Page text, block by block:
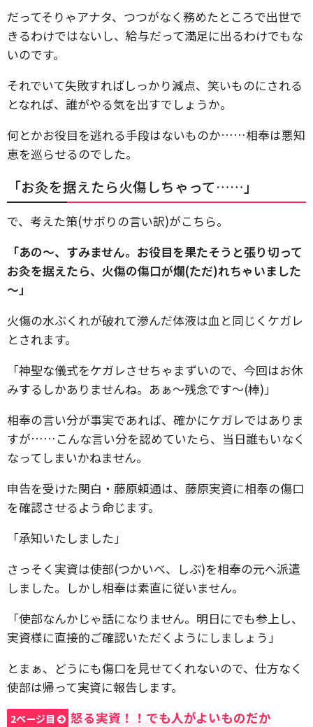
だってそりゃアナタ、つつがなく務めたところで出世で
きるわけではないし、給与だって満足に出るわけでもな
いのです。
それでいて失敗すればしっかり減点、笑いものにされる
となれば、誰がやる気を出すでしょうか。
何とかお役目を逃れる手段はないものか……相奉は悪知
恵を巡らせるのでした。
「お灸を据えたら火傷しちゃって……」
で、考えた策(サボりの言い訳)がこちら。
「あの～、すみません。お役目を果たそうと張り切って
お灸を据えたら、火傷の傷口が爛(ただ)れちゃいました
～」
火傷の水ぶくれが破れて滲んだ体液は血と同じくケガレ
とされます。
「神聖な儀式をケガレさせちゃまずいので、今回はお休
みするしかありませんね。あぁ～残念です～(棒)」
相奉の言い分が事実であれば、確かにケガレではありま
すが……こんな言い分を認めていたら、当日誰もいなく
なってしまいかねません。
申告を受けた関白・藤原頼通は、藤原実資に相奉の傷口
を確認させるよう命じます。
「承知いたしました」
さっそく実資は使部(つかいべ、しぶ)を相奉の元へ派遣
しました。しかし相奉は素直に従いません。
「使部なんかじゃ話になりません。明日にでも参上し、
実資様に直接的ご確認いただくようにしましょう」
とまぁ、どうにも傷口を見せてくれないので、仕方なく
使部は帰って実資に報告します。
2ページ目 怒る実資！！でも人がよいものだか